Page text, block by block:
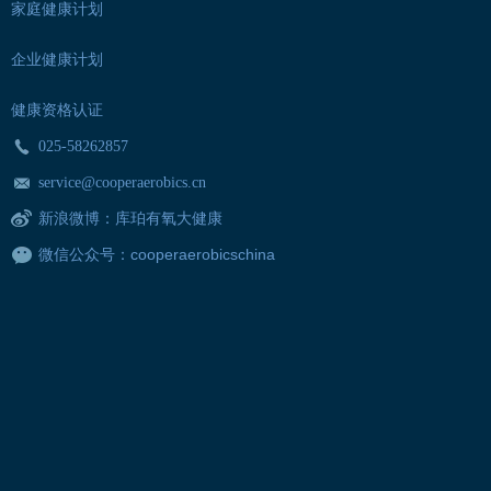
家庭健康计划
企业健康计划
健康资格认证
025-58262857
service@cooperaerobics.cn
新浪微博 ： 库珀有氧大健康
微信公众号： cooperaerobicschina